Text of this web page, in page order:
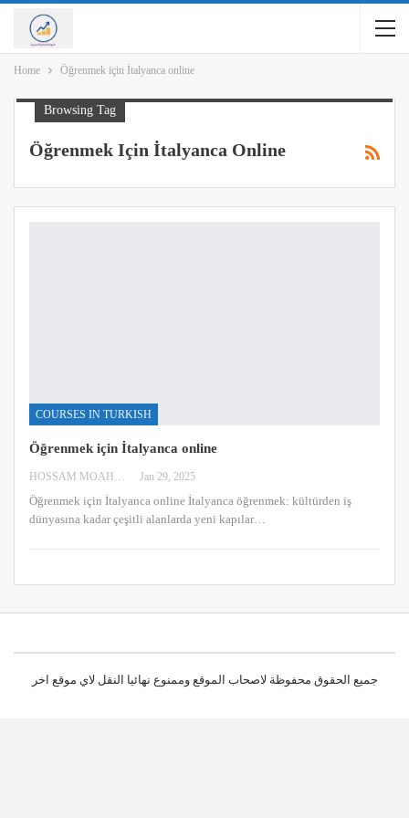
Home Öğrenmek için İtalyanca online
Browsing Tag
Öğrenmek Için İtalyanca Online
COURSES IN TURKISH
Öğrenmek için İtalyanca online
Jan 29, 2025
Öğrenmek için İtalyanca online İtalyanca öğrenmek: kültürden iş
dünyasına kadar çeşitli alanlarda yeni kapılar…
جميع الحقوق محفوظة لاصحاب الموقع وممنوع نهائيا النقل لاي موقع اخر